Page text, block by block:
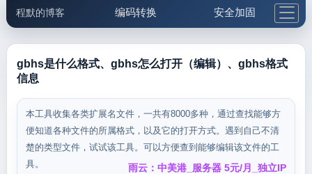
程默的博客 编码转换 安全加固
邮件工具 生活便民 更多工具
gbhs是什么格式、gbhs怎么打开（编辑）、gbhs格式
信息
本工具收集各类扩展名文件，一共有8000多种，通过查找能够方
便知道各种文件的所属格式，以及它的打开方式。遇到自己不清
楚的类型文件，试试该工具。可以方便查到能够编辑该文件的工
具。
雨云：中美港_服务器 5元/月_独立IP